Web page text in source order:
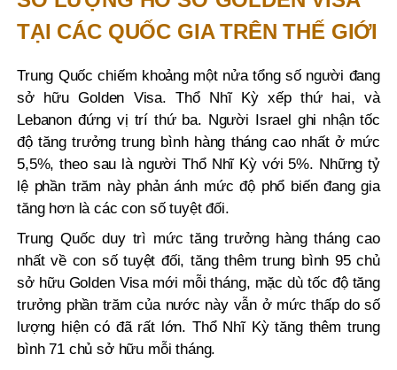
TẠI CÁC QUỐC GIA TRÊN THẾ GIỚI
Trung Quốc chiếm khoảng một nửa tổng số người đang
sở hữu Golden Visa. Thổ Nhĩ Kỳ xếp thứ hai, và
Lebanon đứng vị trí thứ ba. Người Israel ghi nhận tốc
độ tăng trưởng trung bình hàng tháng cao nhất ở mức
5,5%, theo sau là người Thổ Nhĩ Kỳ với 5%. Những tỷ
lệ phần trăm này phản ánh mức độ phổ biến đang gia
tăng hơn là các con số tuyệt đối.
Trung Quốc duy trì mức tăng trưởng hàng tháng cao
nhất về con số tuyệt đối, tăng thêm trung bình 95 chủ
sở hữu Golden Visa mới mỗi tháng, mặc dù tốc độ tăng
trưởng phần trăm của nước này vẫn ở mức thấp do số
lượng hiện có đã rất lớn. Thổ Nhĩ Kỳ tăng thêm trung
bình 71 chủ sở hữu mỗi tháng.